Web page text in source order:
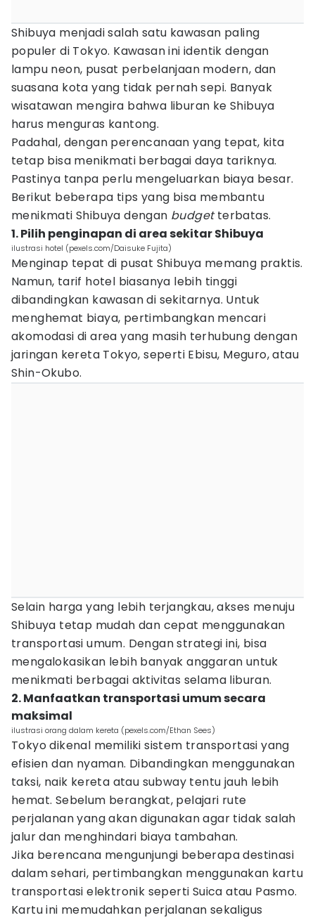
Shibuya menjadi salah satu kawasan paling
populer di Tokyo. Kawasan ini identik dengan
lampu neon, pusat perbelanjaan modern, dan
suasana kota yang tidak pernah sepi. Banyak
wisatawan mengira bahwa liburan ke Shibuya
harus menguras kantong.
Padahal, dengan perencanaan yang tepat, kita
tetap bisa menikmati berbagai daya tariknya.
Pastinya tanpa perlu mengeluarkan biaya besar.
Berikut beberapa tips yang bisa membantu
menikmati Shibuya dengan budgetterbatas.
1. Pilih penginapan di area sekitar Shibuya
ilustrasi hotel (pexels.com/Daisuke Fujita)
Menginap tepat di pusat Shibuya memang praktis.
Namun, tarif hotel biasanya lebih tinggi
dibandingkan kawasan di sekitarnya. Untuk
menghemat biaya, pertimbangkan mencari
akomodasi di area yang masih terhubung dengan
jaringan kereta Tokyo, seperti Ebisu, Meguro, atau
Shin-Okubo.
Selain harga yang lebih terjangkau, akses menuju
Shibuya tetap mudah dan cepat menggunakan
transportasi umum. Dengan strategi ini, bisa
mengalokasikan lebih banyak anggaran untuk
menikmati berbagai aktivitas selama liburan.
2. Manfaatkan transportasi umum secara
maksimal
ilustrasi orang dalam kereta (pexels.com/Ethan Sees)
Tokyo dikenal memiliki sistem transportasi yang
efisien dan nyaman. Dibandingkan menggunakan
taksi, naik kereta atau subway tentu jauh lebih
hemat. Sebelum berangkat, pelajari rute
perjalanan yang akan digunakan agar tidak salah
jalur dan menghindari biaya tambahan.
Jika berencana mengunjungi beberapa destinasi
dalam sehari, pertimbangkan menggunakan kartu
transportasi elektronik seperti Suica atau Pasmo.
Kartu ini memudahkan perjalanan sekaligus